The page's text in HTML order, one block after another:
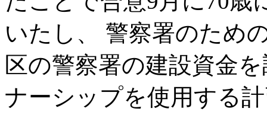
いたし、 警察署のため
区の警察署の建設資金
ナーシップを使用する